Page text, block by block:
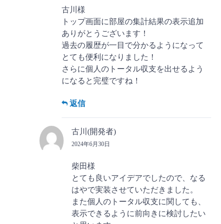
古川様
トップ画面に部屋の集計結果の表示追加
ありがとうございます！
過去の履歴が一目で分かるようになって
とても便利になりました！
さらに個人のトータル収支を出せるよう
になると完璧ですね！
返信
古川(開発者)
2024年6月30日
柴田様
とても良いアイデアでしたので、なる
はやで実装させていただきました。
また個人のトータル収支に関しても、
表示できるように前向きに検討したい